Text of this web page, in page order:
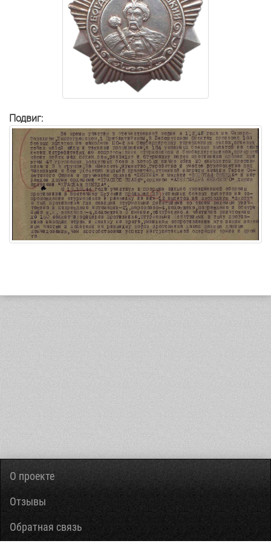
Подвиг:
О проекте
Отзывы
Обратная связь